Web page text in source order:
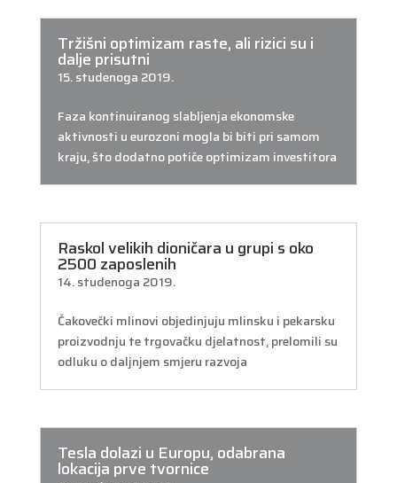
Tržišni optimizam raste, ali rizici su i
dalje prisutni
15. studenoga 2019.
Faza kontinuiranog slabljenja ekonomske
aktivnosti u eurozoni mogla bi biti pri samom
kraju, što dodatno potiče optimizam investitora
Raskol velikih dioničara u grupi s oko
2500 zaposlenih
14. studenoga 2019.
Čakovečki mlinovi objedinjuju mlinsku i pekarsku
proizvodnju te trgovačku djelatnost, prelomili su
odluku o daljnjem smjeru razvoja
Tesla dolazi u Europu, odabrana
lokacija prve tvornice